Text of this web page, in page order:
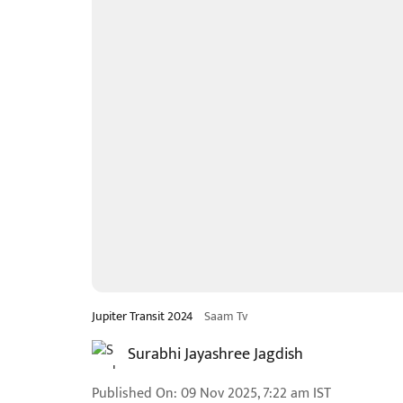
Jupiter Transit 2024 Saam Tv
Surabhi Jayashree Jagdish
Published On:09 Nov 2025, 7:22 am IST